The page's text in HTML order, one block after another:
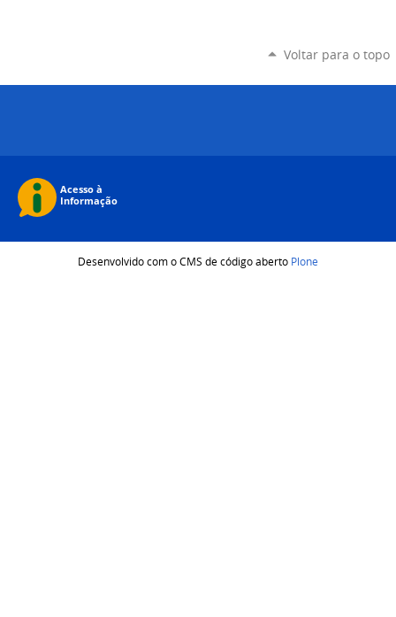
Voltar para o topo
Desenvolvido com o CMS de código aberto Plone